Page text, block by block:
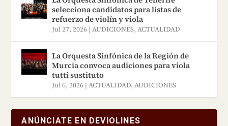
selecciona candidatos para listas de
refuerzo de violín y viola
Jul 27, 2026 |AUDICIONES,ACTUALIDAD
La Orquesta Sinfónica de la Región de
Murcia convoca audiciones para viola
tutti sustituto
Jul 6, 2026 |ACTUALIDAD,AUDICIONES
ANÚNCIATE EN DEVIOLINES